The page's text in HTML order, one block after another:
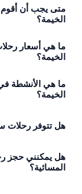
متى يجب أن
الخيمة؟
ما هي أسعار
الخيمة؟
ما هي الأنشطة
الخيمة؟
هل تتوفر رحلات
هل يمكنني حجز
المسائية؟